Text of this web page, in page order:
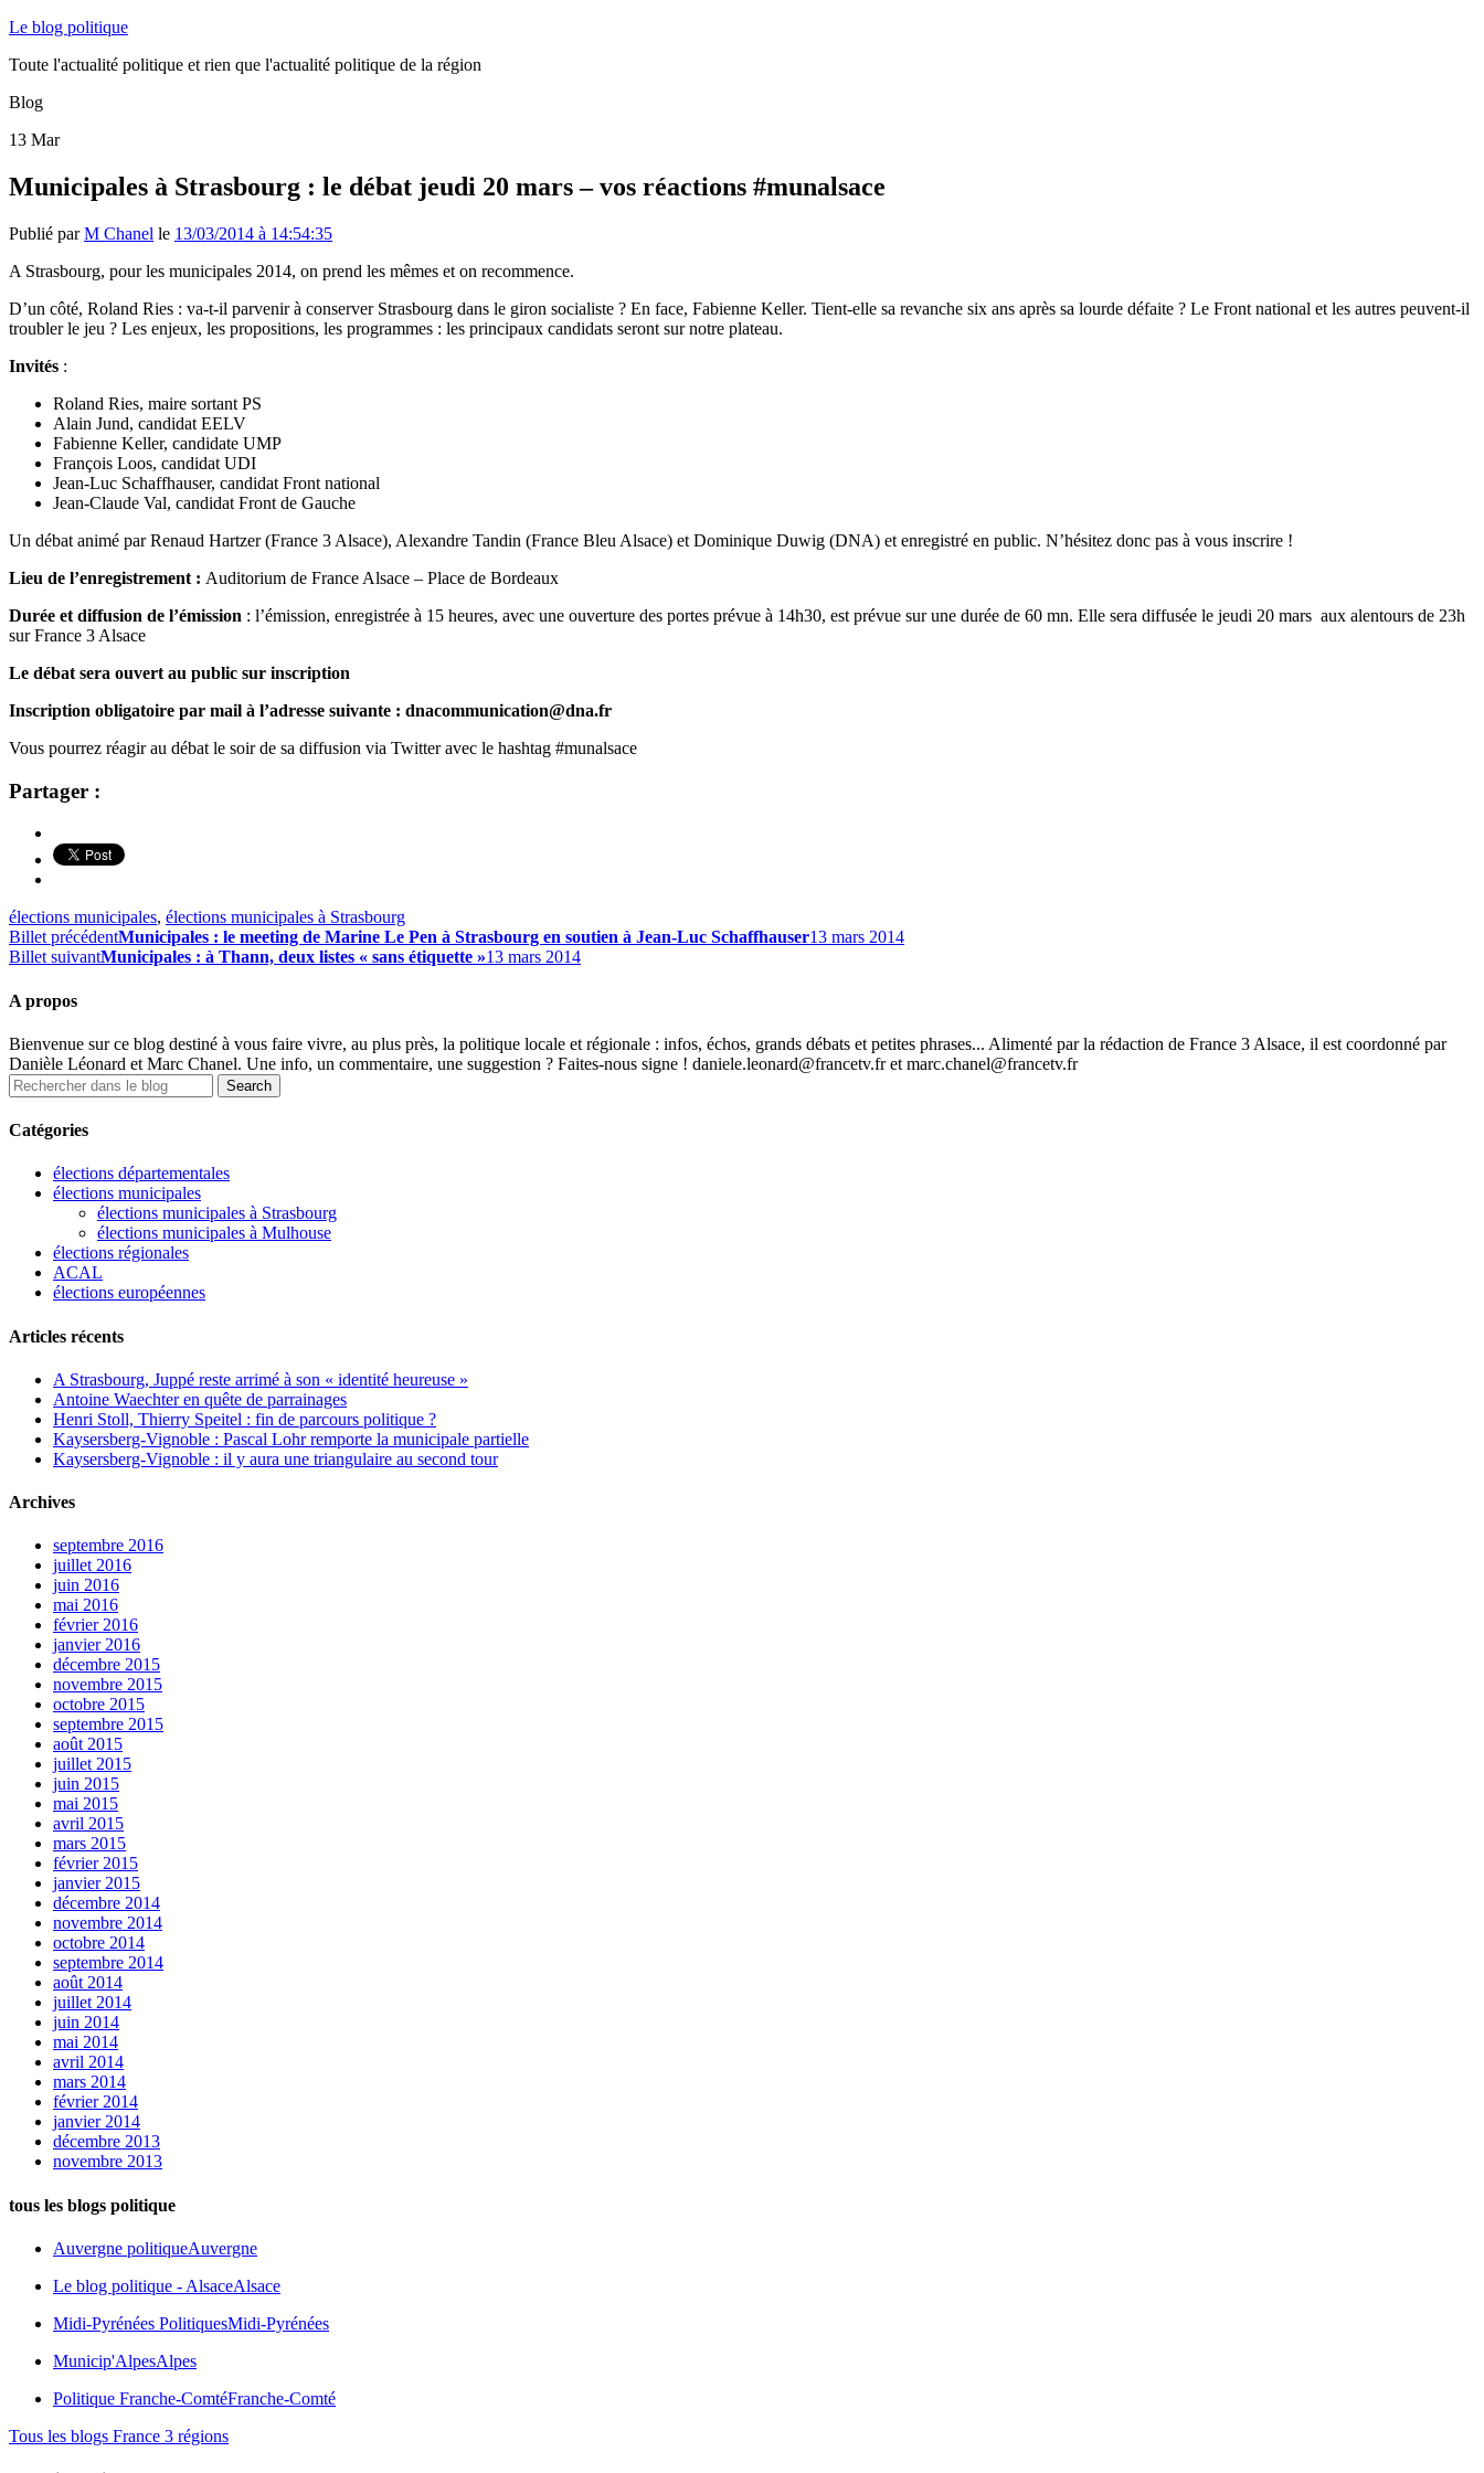
Le blog politique
Toute l'actualité politique et rien que l'actualité politique de la région
Blog
13 Mar
Municipales à Strasbourg : le débat jeudi 20 mars – vos réactions #munalsace
Publié parM Chanel le 13/03/2014 à 14:54:35
A Strasbourg, pour les municipales 2014, on prend les mêmes et on recommence.
D’un côté, Roland Ries : va-t-il parvenir à conserver Strasbourg dans le giron socialiste ? En face, Fabienne Keller. Tient-elle sa revanche six ans après sa lourde défaite ? Le Front national et les autres peuvent-il
troubler le jeu ? Les enjeux, les propositions, les programmes : les principaux candidats seront sur notre plateau.
Invités :
Roland Ries, maire sortant PS
Alain Jund, candidat EELV
Fabienne Keller, candidate UMP
François Loos, candidat UDI
Jean-Luc Schaffhauser, candidat Front national
Jean-Claude Val, candidat Front de Gauche
Un débat animé par Renaud Hartzer (France 3 Alsace), Alexandre Tandin (France Bleu Alsace) et Dominique Duwig (DNA) et enregistré en public. N’hésitez donc pas à vous inscrire !
Lieu de l’enregistrement : Auditorium de France Alsace – Place de Bordeaux
Durée et diffusion de l’émission : l’émission, enregistrée à 15 heures, avec une ouverture des portes prévue à 14h30, est prévue sur une durée de 60 mn. Elle sera diffusée le jeudi 20 mars aux alentours de 23h
sur France 3 Alsace
Le débat sera ouvert au public sur inscription
Inscription obligatoire par mail à l’adresse suivante : dnacommunication@dna.fr
Vous pourrez réagir au débat le soir de sa diffusion via Twitter avec le hashtag #munalsace
Partager :
élections municipales, élections municipales à Strasbourg
Billet précédentMunicipales : le meeting de Marine Le Pen à Strasbourg en soutien à Jean-Luc Schaffhauser13 mars 2014
Billet suivantMunicipales : à Thann, deux listes « sans étiquette »13 mars 2014
A propos
Bienvenue sur ce blog destiné à vous faire vivre, au plus près, la politique locale et régionale : infos, échos, grands débats et petites phrases... Alimenté par la rédaction de France 3 Alsace, il est coordonné par
Danièle Léonard et Marc Chanel. Une info, un commentaire, une suggestion ? Faites-nous signe ! daniele.leonard@francetv.fr et marc.chanel@francetv.fr
Catégories
élections départementales
élections municipales
élections municipales à Strasbourg
élections municipales à Mulhouse
élections régionales
ACAL
élections européennes
Articles récents
A Strasbourg, Juppé reste arrimé à son « identité heureuse »
Antoine Waechter en quête de parrainages
Henri Stoll, Thierry Speitel : fin de parcours politique ?
Kaysersberg-Vignoble : Pascal Lohr remporte la municipale partielle
Kaysersberg-Vignoble : il y aura une triangulaire au second tour
Archives
septembre 2016
juillet 2016
juin 2016
mai 2016
février 2016
janvier 2016
décembre 2015
novembre 2015
octobre 2015
septembre 2015
août 2015
juillet 2015
juin 2015
mai 2015
avril 2015
mars 2015
février 2015
janvier 2015
décembre 2014
novembre 2014
octobre 2014
septembre 2014
août 2014
juillet 2014
juin 2014
mai 2014
avril 2014
mars 2014
février 2014
janvier 2014
décembre 2013
novembre 2013
tous les blogs politique
Auvergne politiqueAuvergne
Le blog politique - AlsaceAlsace
Midi-Pyrénées PolitiquesMidi-Pyrénées
Municip'AlpesAlpes
Politique Franche-ComtéFranche-Comté
Tous les blogs France 3 régions